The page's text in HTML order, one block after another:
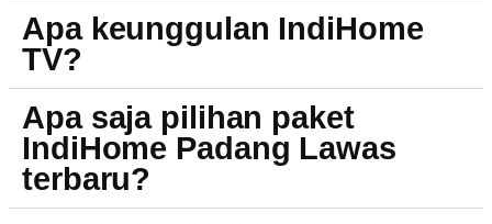
Apa keunggulan IndiHome
TV?
Apa saja pilihan paket
IndiHome Padang Lawas
terbaru?